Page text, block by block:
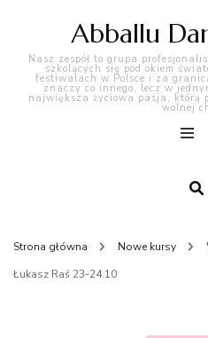
Abballu
Nasz zespół to grupa
szkolących się pod okiem
festiwalach w Polsce i za
znaczy co innego, lecz w
największa życiowa pasja, którą
wolnej
Strona główna Nowe kursy
Łukasz Raś 23-24.10